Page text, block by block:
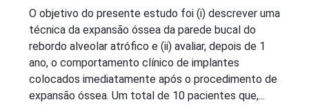
O objetivo do presente estudo foi (i) descrever uma
técnica da expansão óssea da parede bucal do
rebordo alveolar atrófico e (ii) avaliar, depois de 1
ano, o comportamento clínico de implantes
colocados imediatamente após o procedimento de
expansão óssea. Um total de 10 pacientes que,...